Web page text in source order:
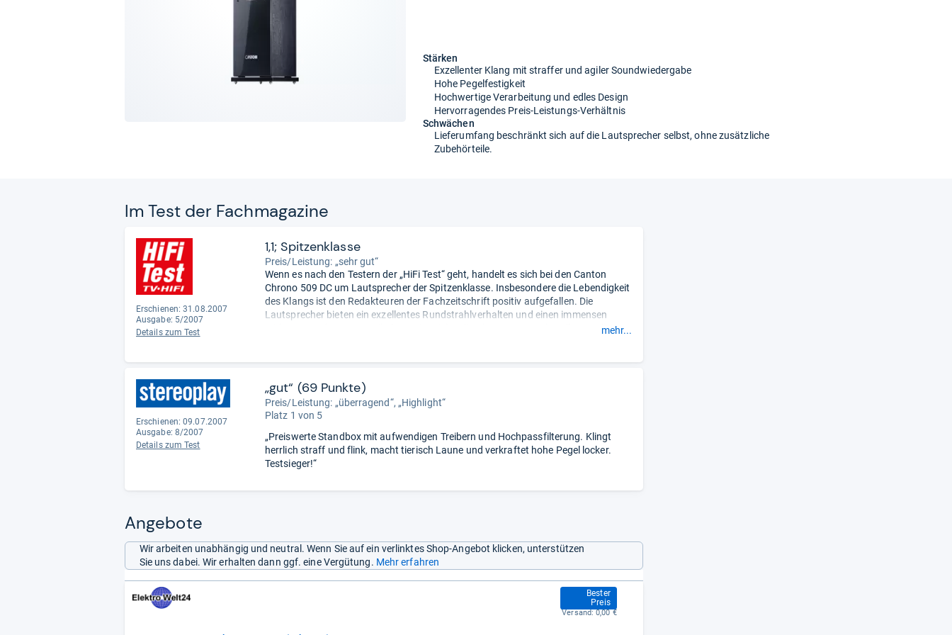
Stärken
Exzellenter Klang mit straffer und agiler Soundwiedergabe
Hohe Pegelfestigkeit
Hochwertige Verarbeitung und edles Design
Hervorragendes Preis-Leistungs-Verhältnis
Schwächen
Lieferumfang beschränkt sich auf die Lautsprecher selbst, ohne zusätzliche
Zubehörteile.
Im Test der Fach­ma­ga­zine
Erschienen: 31.08.2007
Ausgabe: 5/2007
Details zum Test
1,1; Spitzenklasse
Preis/Leistung: „sehr gut“
Wenn es nach den Testern der „HiFi Test“ geht, handelt es sich bei den Canton
Chrono 509 DC um Lautsprecher der Spitzenklasse. Insbesondere die Lebendigkeit
des Klangs ist den Redakteuren der Fachzeitschrift positiv aufgefallen. Die
Lautsprecher bieten ein exzellentes Rundstrahlverhalten und einen immensen
Wirkungsgrad von 89 Dezibel. Damit spielen die Chrono 509 DC bei allen Quellen
Hochglanz polierten Frontplatte ausgestattet. Gefallen hat den Testern auch, dass
sich die Chrono 509 DC in einem schlanken Gehäuse präsentieren.
mehr...
Erschienen: 09.07.2007
Ausgabe: 8/2007
Details zum Test
„gut“ (69 Punkte)
Preis/Leistung: „überragend“, „Highlight“
Platz 1 von 5
„Preiswerte Standbox mit aufwendigen Treibern und Hochpassfilterung. Klingt
herrlich straff und flink, macht tierisch Laune und verkraftet hohe Pegel locker.
Testsieger!“
Angebote
Wir arbeiten unabhängig und neutral. Wenn Sie auf ein verlinktes Shop-Angebot klicken, unterstützen
Sie uns dabei. Wir erhalten dann ggf. eine Vergütung. Mehr erfahren
Bester
Preis
349,00 €
Versand:0,00 €